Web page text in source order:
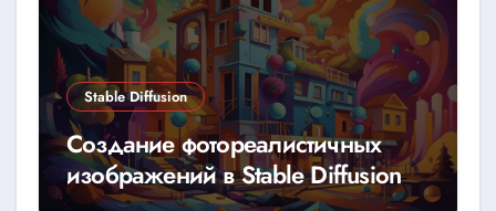
Stable Diffusion
Создание фотореалистичных
изображений в Stable Diffusion